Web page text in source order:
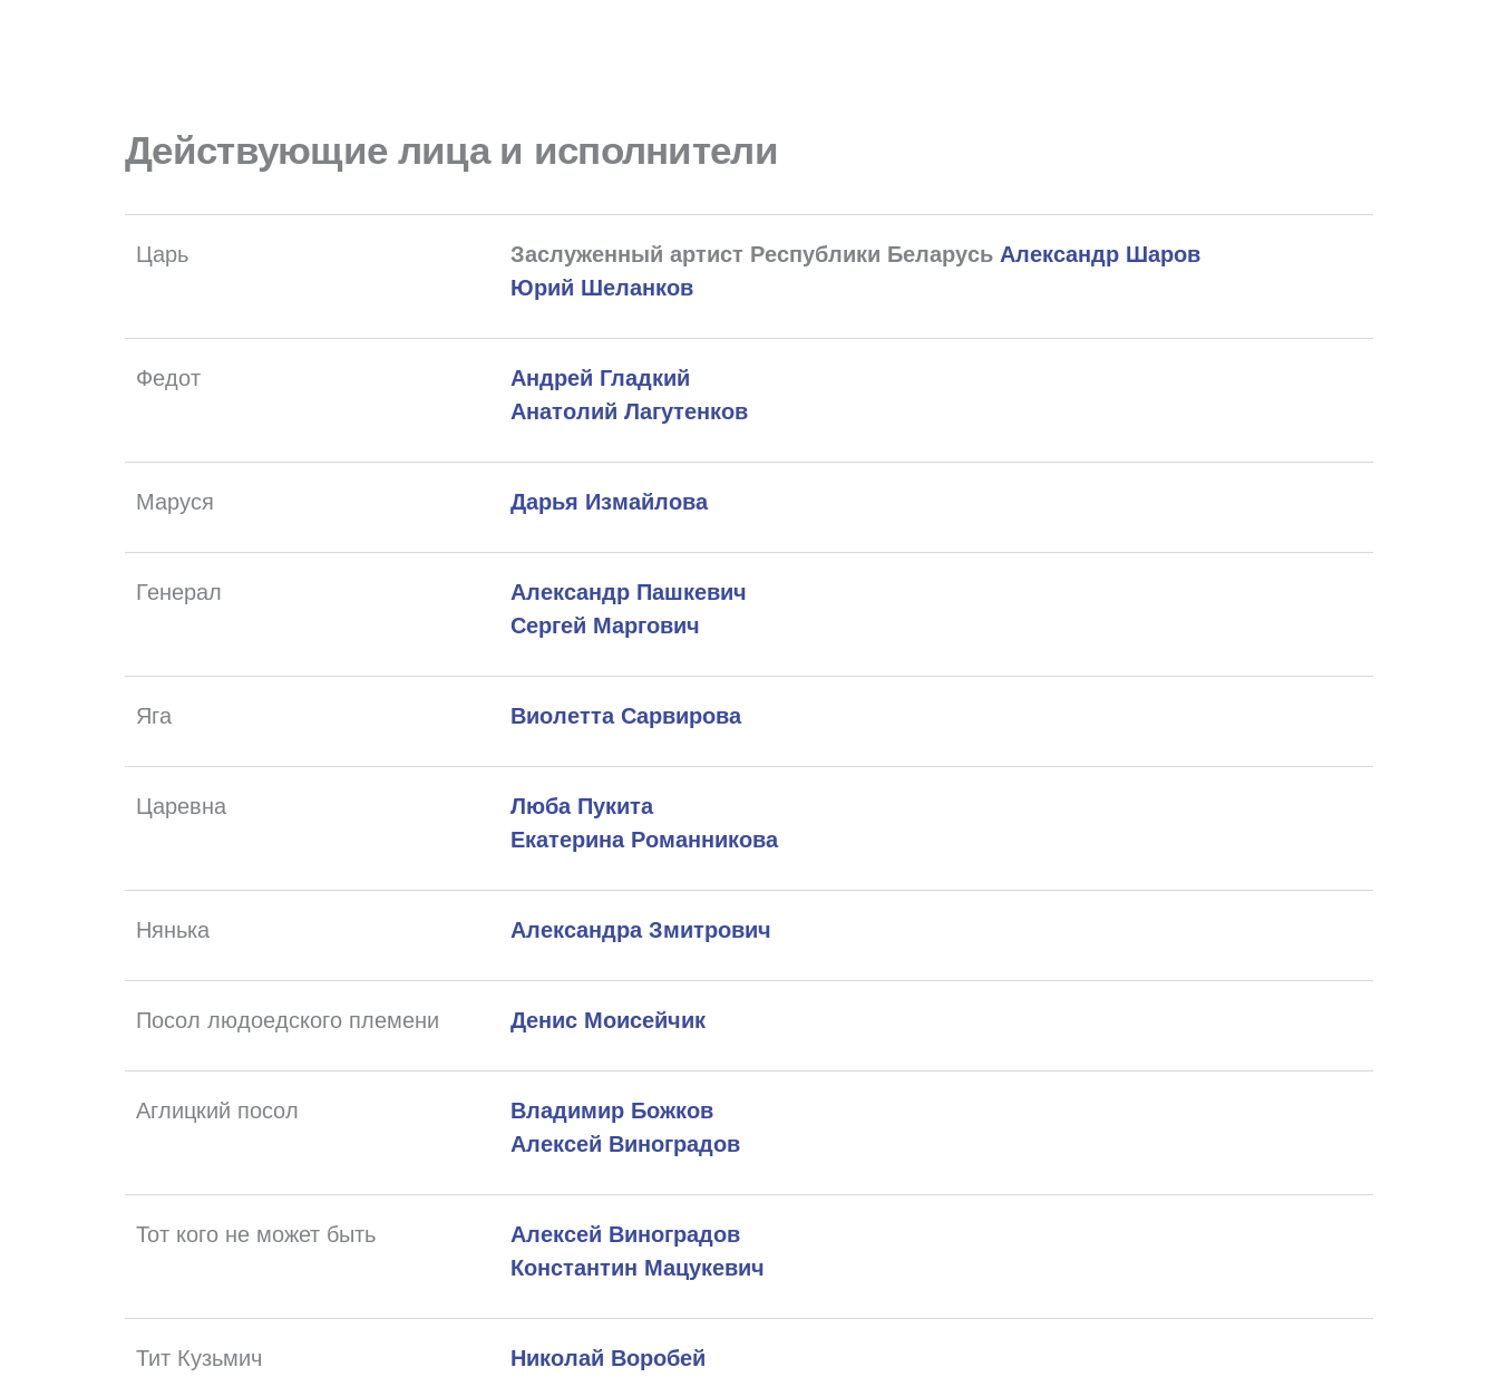
Действующие лица и исполнители
Царь Заслуженный артист Республики Беларусь Александр Шаров
Юрий Шеланков
Федот
Андрей Гладкий
Анатолий Лагутенков
Маруся Дарья Измайлова
Генерал
Александр Пашкевич
Сергей Маргович
Яга Виолетта Сарвирова
Царевна
Люба Пукита
Екатерина Романникова
Нянька Александра Змитрович
Посол людоедского племени Денис Моисейчик
Аглицкий посол
Владимир Божков
Алексей Виноградов
Тот кого не может быть
Алексей Виноградов
Константин Мацукевич
Тит Кузьмич Николай Воробей